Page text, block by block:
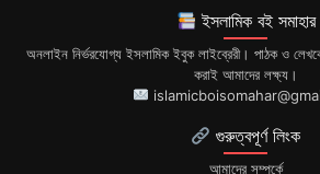
ইসলামিক বই সমাহার
অনলাইন নির্ভরযোগ্য ইসলামিক ইবুক লাইব্রেরী। পাঠক ও
করাই আমাদের লক্ষ্য।
গুরুত্বপূর্ণ লিংক
আমাদের সম্পর্কে